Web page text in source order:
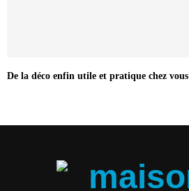
De la déco enfin utile et pratique chez vous